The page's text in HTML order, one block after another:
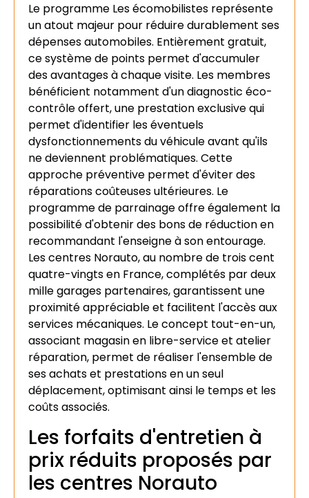
Le programme Les écomobilistes représente
un atout majeur pour réduire durablement ses
dépenses automobiles. Entièrement gratuit,
ce système de points permet d'accumuler
des avantages à chaque visite. Les membres
bénéficient notamment d'un diagnostic éco-
contrôle offert, une prestation exclusive qui
permet d'identifier les éventuels
dysfonctionnements du véhicule avant qu'ils
ne deviennent problématiques. Cette
approche préventive permet d'éviter des
réparations coûteuses ultérieures. Le
programme de parrainage offre également la
possibilité d'obtenir des bons de réduction en
recommandant l'enseigne à son entourage.
Les centres Norauto, au nombre de trois cent
quatre-vingts en France, complétés par deux
mille garages partenaires, garantissent une
proximité appréciable et facilitent l'accès aux
services mécaniques. Le concept tout-en-un,
associant magasin en libre-service et atelier
réparation, permet de réaliser l'ensemble de
ses achats et prestations en un seul
déplacement, optimisant ainsi le temps et les
coûts associés.
Les forfaits d'entretien à
prix réduits proposés par
les centres Norauto